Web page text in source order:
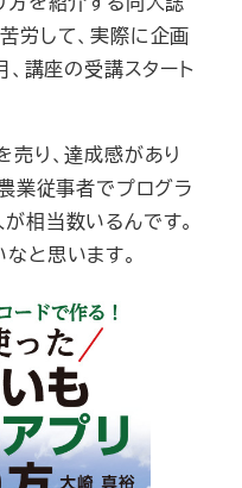
労して、実際に企画
講座の受講スタート
売り、達成感があり
業従事者でプログラ
相当数いるんです。
と思います。